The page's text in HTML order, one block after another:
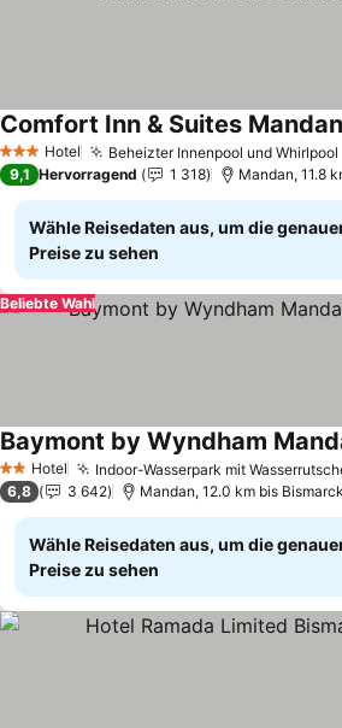
3 SterneHotel Beheizter Innenpool und Whirlpool
Comfort Inn & Suites
9,1 Hervorragend 1 318 Mandan, 11.8
Wähle Reisedaten aus, um die
Preise zu sehen
Beliebte Wahl
2 Sterne
Hotel Indoor-Wasserpark mit
Preise sehen
6,8 3 642 Mandan, 12.0 km bis Bismarck
Wähle Reisedaten aus, um die
Preise zu sehen